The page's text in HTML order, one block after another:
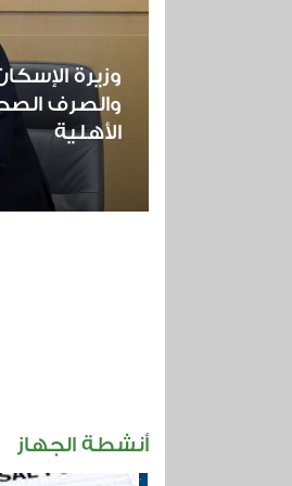
وزيرة
والصرف
الأهلية
أنشطة الجهاز